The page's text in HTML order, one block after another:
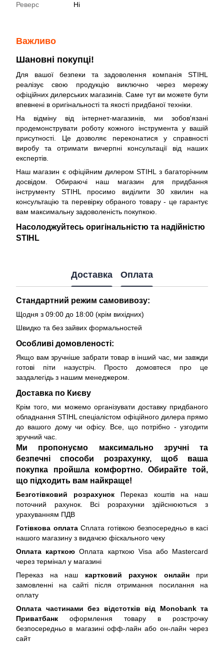
Реверс Ні
Важливо
Шановні покупці!
Для вашої безпеки та задоволення компанія STIHL
реалізує свою продукцію виключно через мережу
офіційних дилерських магазинів. Саме тут ви можете бути
впевнені в оригінальності та якості придбаної техніки.
На відміну від інтернет-магазинів, ми зобов'язані
продемонструвати роботу кожного інструмента у вашій
присутності. Це дозволяє переконатися у справності
виробу та отримати вичерпні консультації від наших
експертів.
Наш магазин є офіційним дилером STIHL з багаторічним
досвідом. Обираючі наш магазин для придбання
інструменту STIHL просимо виділити 30 хвилин на
консультацію та перевірку обраного товару - це гарантує
вам максимальну задоволеність покупкою.
Насолоджуйтесь оригінальністю та надійністю
STIHL
Доставка Оплата
Стандартний режим самовивозу:
Щодня з 09:00 до 18:00 (крім вихідних)
Швидко та без зайвих формальностей
Особливі домовленості:
Якщо вам зручніше забрати товар в інший час, ми завжди
готові піти назустріч. Просто домовтеся про це
заздалегідь з нашим менеджером.
Доставка по Києву
Крім того, ми можемо організувати доставку придбаного
обладнання STIHL спеціалістом офіційного дилера прямо
до вашого дому чи офісу. Все, що потрібно - узгодити
зручний час.
Ми пропонуємо максимально зручні та
безпечні способи розрахунку, щоб ваша
покупка пройшла комфортно. Обирайте той,
що підходить вам найкраще!
Безготівковий розрахунок Переказ коштів на наш
поточний рахунок. Всі розрахунки здійснюються з
урахуванням ПДВ
Готівкова оплатаСплата готівкою безпосередньо в касі
нашого магазину з видачєю фіскального чеку
Оплата карткою Оплата карткою Visa або Mastercard
через термінал у магазині
Переказ на наш картковий рахунок онлайнпри
замовленні на сайті після отримання посилання на
оплату
Оплата частинами без відстотків від Monobank та
Приватбанк оформлення товару в розстрочку
безпосередньо в магазині офф-лайн або он-лайн через
сайт